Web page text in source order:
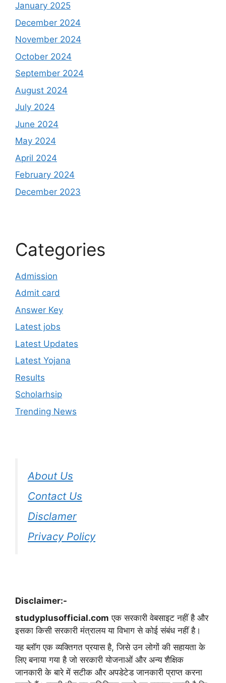
January 2025
December 2024
November 2024
October 2024
September 2024
August 2024
July 2024
June 2024
May 2024
April 2024
February 2024
December 2023
Categories
Admission
Admit card
Answer Key
Latest jobs
Latest Updates
Latest Yojana
Results
Scholarhsip
Trending News
About Us
Contact Us
Disclamer
Privacy Policy
Disclaimer:-
studyplusofficial.com एक सरकारी वेबसाइट नहीं है और
इसका किसी सरकारी मंत्रालय या विभाग से कोई संबंध नहीं है।
यह ब्लॉग एक व्यक्तिगत प्रयास है, जिसे उन लोगों की सहायता के
लिए बनाया गया है जो सरकारी योजनाओं और अन्य शैक्षिक
जानकारी के बारे में सटीक और अपडेटेड जानकारी प्राप्त करना